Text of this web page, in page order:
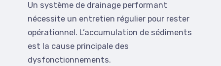
Un système de drainage performant
nécessite un entretien régulier pour rester
opérationnel. L’accumulation de sédiments
est la cause principale des
dysfonctionnements.